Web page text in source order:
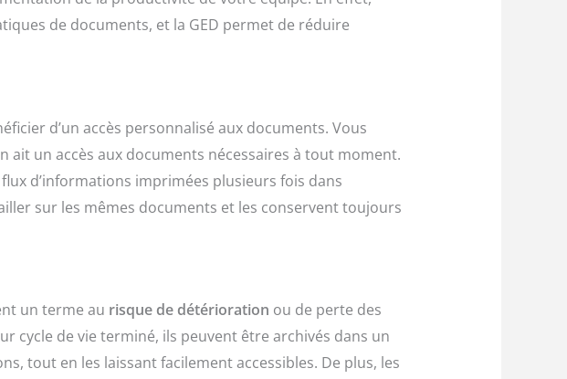
de documents, et la GED permet de réduire
d’un accès personnalisé aux documents. Vous
ait un accès aux documents nécessaires à tout moment.
d’informations imprimées plusieurs fois dans
sur les mêmes documents et les conservent toujours
un terme au risque de détérioration ou de perte des
cycle de vie terminé, ils peuvent être archivés dans un
tout en les laissant facilement accessibles. De plus, les